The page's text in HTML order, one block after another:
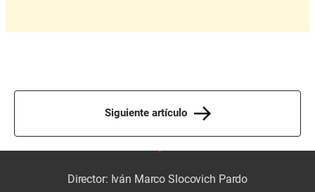
Siguiente artículo
Director: Iván Marco Slocovich Pardo